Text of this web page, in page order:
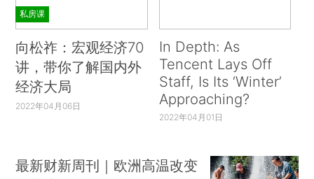
私房课
向松祚：宏观经济70
讲，带你了解国内外
经济大局
2022年04月06日
In Depth: As
Tencent Lays Off
Staff, Is Its ‘Winter’
Approaching?
2022年04月01日
最新财新周刊｜欧洲高温改变